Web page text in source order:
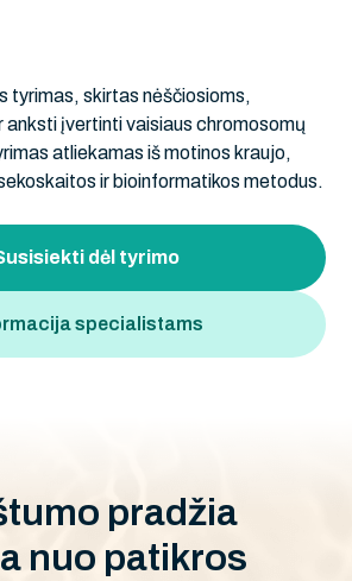
tyrimas, skirtas nėščiosioms,
anksti įvertinti vaisiaus chromosomų
atliekamas iš motinos kraujo,
ir bioinformatikos metodus.
dėl tyrimo
specialistams
tumo pradžia
a nuo pati kros